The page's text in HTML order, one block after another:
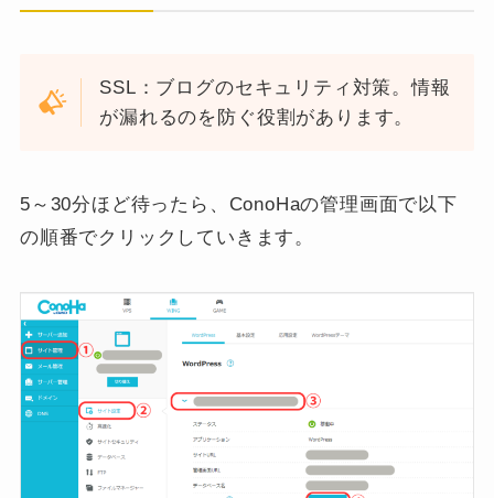
SSL：ブログのセキュリティ対策。情報
が漏れるのを防ぐ役割があります。
5～30分ほど待ったら、ConoHaの管理画面で以下
の順番でクリックしていきます。